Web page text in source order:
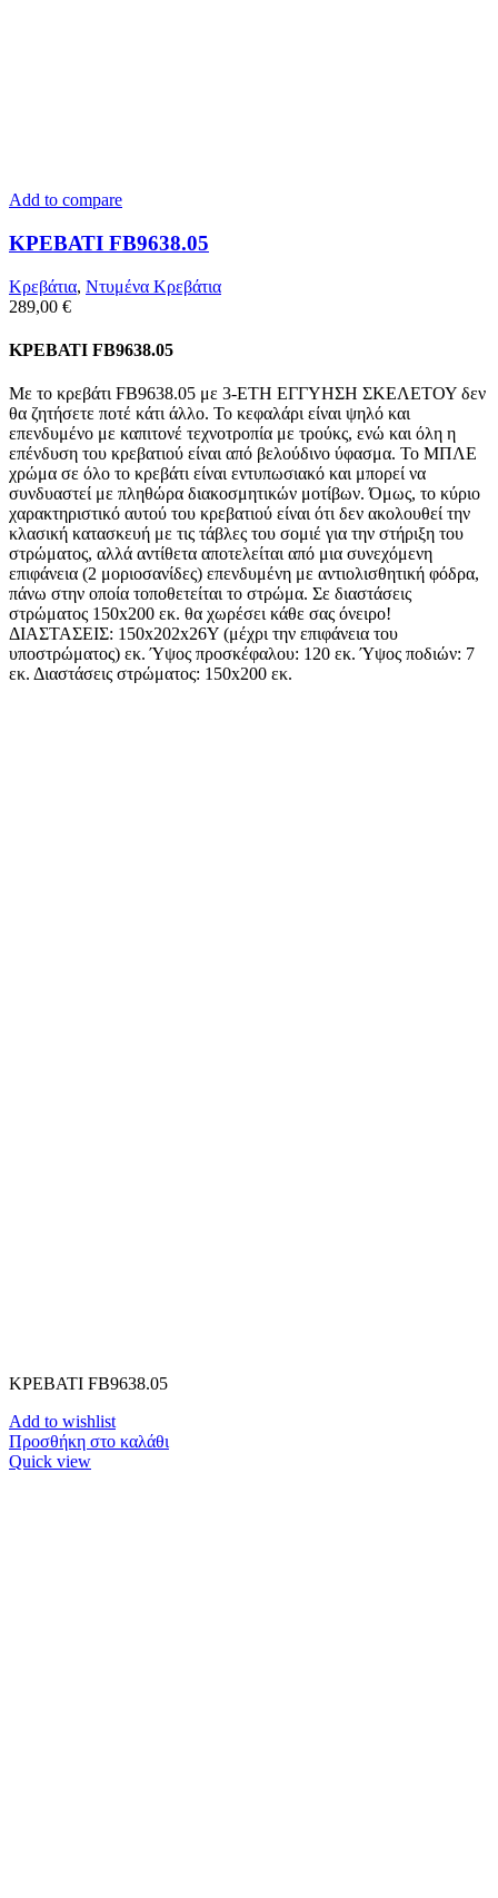
Add to compare
ΚΡΕΒΑΤΙ FB9638.05
Κρεβάτια, Ντυμένα Κρεβάτια
289,00 €
ΚΡΕΒΑΤΙ FB9638.05
Με το κρεβάτι FB9638.05 με 3-ΕΤΗ ΕΓΓΥΗΣΗ ΣΚΕΛΕΤΟΥ δεν
θα ζητήσετε ποτέ κάτι άλλο. Το κεφαλάρι είναι ψηλό και
επενδυμένο με καπιτονέ τεχνοτροπία με τρούκς, ενώ και όλη η
επένδυση του κρεβατιού είναι από βελούδινο ύφασμα. Το ΜΠΛΕ
χρώμα σε όλο το κρεβάτι είναι εντυπωσιακό και μπορεί να
συνδυαστεί με πληθώρα διακοσμητικών μοτίβων. Όμως, το κύριο
χαρακτηριστικό αυτού του κρεβατιού είναι ότι δεν ακολουθεί την
κλασική κατασκευή με τις τάβλες του σομιέ για την στήριξη του
στρώματος, αλλά αντίθετα αποτελείται από μια συνεχόμενη
επιφάνεια (2 μοριοσανίδες) επενδυμένη με αντιολισθητική φόδρα,
πάνω στην οποία τοποθετείται το στρώμα. Σε διαστάσεις
στρώματος 150x200 εκ. θα χωρέσει κάθε σας όνειρο!
ΔΙΑΣΤΑΣΕΙΣ: 150x202x26Υ (μέχρι την επιφάνεια του
υποστρώματος) εκ. Ύψος προσκέφαλου: 120 εκ. Ύψος ποδιών: 7
εκ. Διαστάσεις στρώματος: 150x200 εκ.
ΚΡΕΒΑΤΙ FB9638.05
Add to wishlist
Προσθήκη στο καλάθι
Quick view